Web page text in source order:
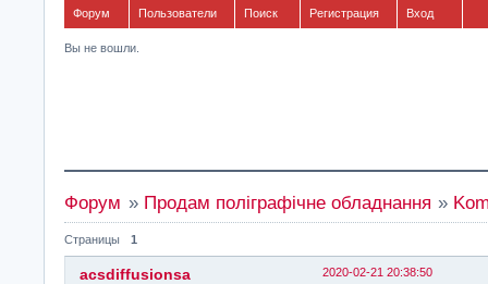
Форум Пользователи Поиск Регистрация Вход
Вы не вошли.
Форум » Продам поліграфічне обладнання »
Страницы 1
2020-02-21 20:38:50
acsdiffusionsa